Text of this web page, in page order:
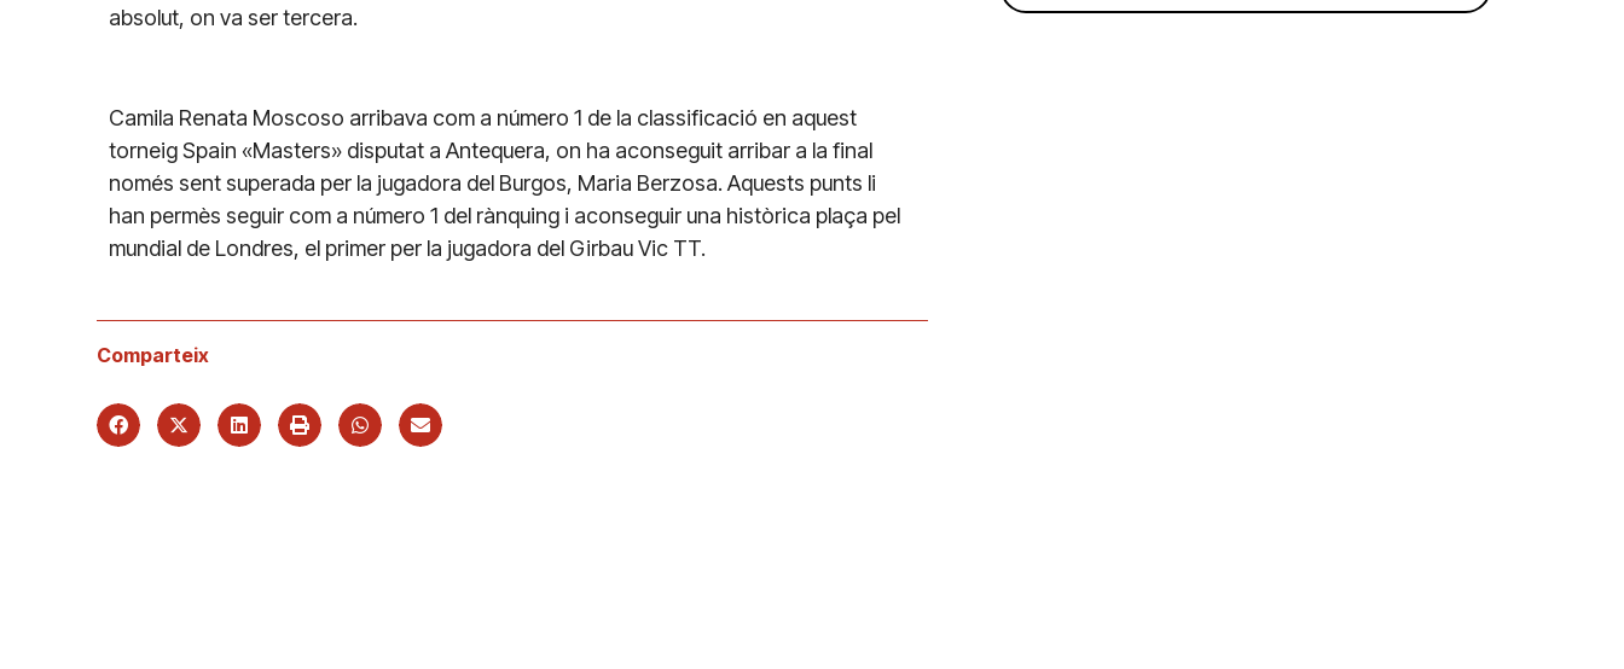
absolut, on va ser tercera.
Camila Renata Moscoso arribava com a número 1 de la classificació en aquest
torneig Spain «Masters» disputat a Antequera, on ha aconseguit arribar a la final
només sent superada per la jugadora del Burgos, Maria Berzosa. Aquests punts li
han permès seguir com a número 1 del rànquing i aconseguir una històrica plaça pel
mundial de Londres, el primer per la jugadora del Girbau Vic TT.
Comparteix